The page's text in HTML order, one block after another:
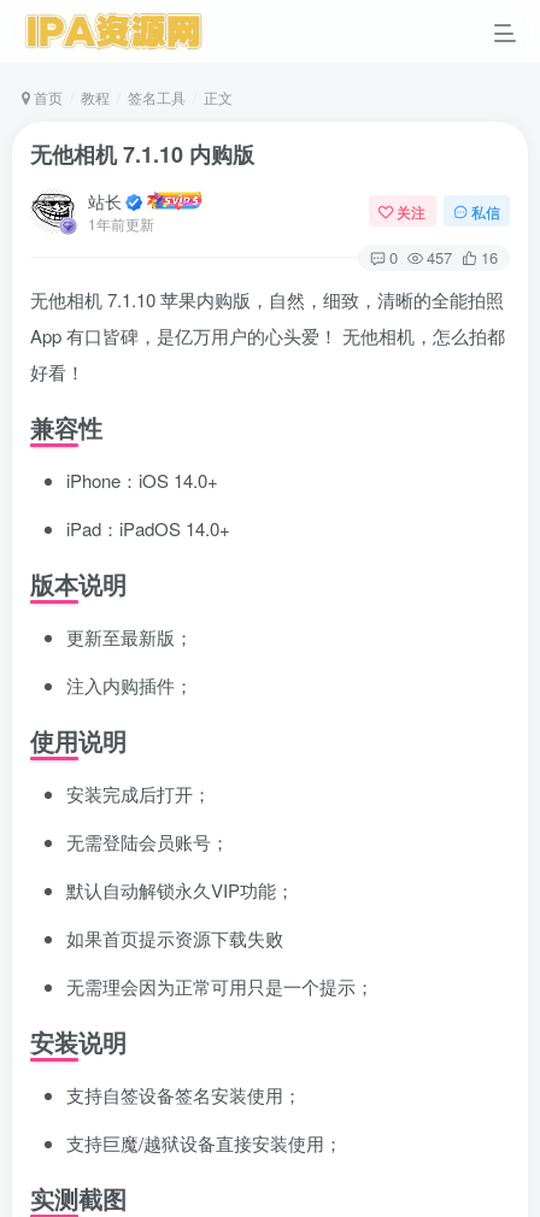
首页 教程 签名工具 正文
无他相机 7.1.10 内购版
站长
1年前更新
关注 私信
0 457 16
无他相机 7.1.10 苹果内购版，自然，细致，清晰的全能拍照
App 有口皆碑，是亿万用户的心头爱！ 无他相机，怎么拍都
好看！
兼容性
iPhone：iOS 14.0+
iPad：iPadOS 14.0+
版本说明
更新至最新版；
注入内购插件；
使用说明
安装完成后打开；
无需登陆会员账号；
默认自动解锁永久VIP功能；
如果首页提示资源下载失败
无需理会因为正常可用只是一个提示；
安装说明
支持自签设备签名安装使用；
支持巨魔/越狱设备直接安装使用；
实测截图